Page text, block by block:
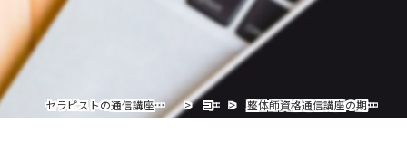
セラピストの通信講座ならグローバルボディケア総合学院 コラム 整体師資格通信講座の期間｜6ヶ月で取得する学習スケジュール